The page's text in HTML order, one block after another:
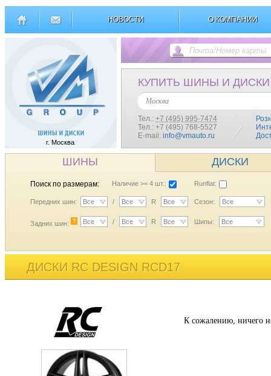
НОВОСТИ О КОМПАНИИ
г. Москва
КУПИТЬ ШИНЫ И ДИСКИ
Москва
Тел.: +7 (495) 995-7474
Тел.: +7 (495) 768-5527
E-mail: info@vmauto.ru
ШИНЫ ДИСКИ
Поиск по размерам: Наличие >= 4 шт.: Runflat:
Передних шин: Все / Все R Все Сезон: Все
Задних шин: ? Все / Все R Все Шипы: Все
ДИСКИ RC DESIGN RCD17
К сожалению, ничего